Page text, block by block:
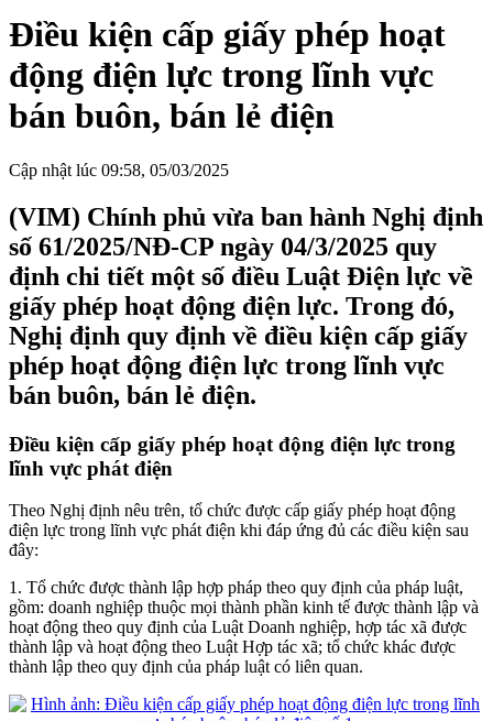
Điều kiện cấp giấy phép hoạt
động điện lực trong lĩnh vực
bán buôn, bán lẻ điện
Cập nhật lúc 09:58, 05/03/2025
(VIM) Chính phủ vừa ban hành Nghị định
số 61/2025/NĐ-CP ngày 04/3/2025 quy
định chi tiết một số điều Luật Điện lực về
giấy phép hoạt động điện lực. Trong đó,
Nghị định quy định về điều kiện cấp giấy
phép hoạt động điện lực trong lĩnh vực
bán buôn, bán lẻ điện.
Điều kiện cấp giấy phép hoạt động điện lực trong
lĩnh vực phát điện
Theo Nghị định nêu trên, tổ chức được cấp giấy phép hoạt động
điện lực trong lĩnh vực phát điện khi đáp ứng đủ các điều kiện sau
đây:
1. Tổ chức được thành lập hợp pháp theo quy định của pháp luật,
gồm: doanh nghiệp thuộc mọi thành phần kinh tế được thành lập và
hoạt động theo quy định của Luật Doanh nghiệp, hợp tác xã được
thành lập và hoạt động theo Luật Hợp tác xã; tổ chức khác được
thành lập theo quy định của pháp luật có liên quan.